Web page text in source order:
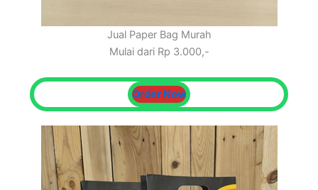
Jual Paper Bag Murah
Mulai dari Rp 3.000,-
Order Now